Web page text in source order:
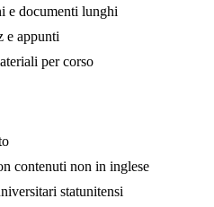
e documenti lunghi
e appunti
per corso
contenuti non in inglese
statunitensi